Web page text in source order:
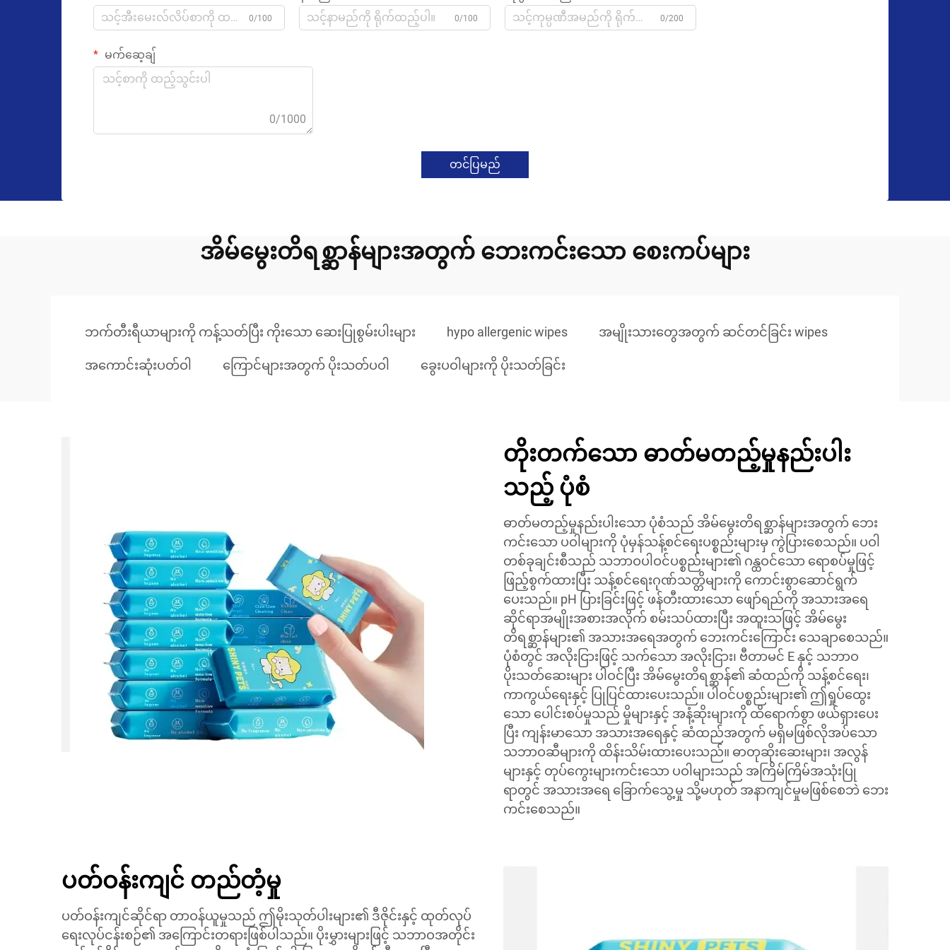
0/100 0/100 0/200
မက်ဆေ့ချ်
0/1000
တင်ပြမည်
အိမ်မွေးတိရစ္ဆာန်များအတွက် ဘေးကင်းသော စေးကပ်များ
ဘက်တီးရီယာများကို ကန့်သတ်ပြီး ကိုးသော ဆေးပြုစွမ်းပါးများ hypo allergenic wipes အမျိုးသားတွေအတွက် ဆင်တင်ခြင်း wipes
အကောင်းဆုံးပတ်ဝါ ကြောင်များအတွက် ပိုးသတ်ပဝါ ခွေးပဝါများကို ပိုးသတ်ခြင်း
တိုးတက်သော ဓာတ်မတည့်မှုနည်းပါး
သည့် ပုံစံ
ဓာတ်မတည့်မှုနည်းပါးသော ပုံစံသည် အိမ်မွေးတိရစ္ဆာန်များအတွက် ဘေး
ကင်းသော ပဝါများကို ပုံမှန်သန့်စင်ရေးပစ္စည်းများမှ ကွဲပြားစေသည်။ ပဝါ
တစ်ခုချင်းစီသည် သဘာဝပါဝင်ပစ္စည်းများ၏ ဂန္ထဝင်သော ရောစပ်မှုဖြင့်
ဖြည့်စွက်ထားပြီး သန့်စင်ရေးဂုဏ်သတ္တိများကို ကောင်းစွာဆောင်ရွက်
ပေးသည်။ pH ပြားခြင်းဖြင့် ဖန်တီးထားသော ဖျော်ရည်ကို အသားအရေ
ဆိုင်ရာအမျိုးအစားအလိုက် စမ်းသပ်ထားပြီး အထူးသဖြင့် အိမ်မွေး
တိရစ္ဆာန်များ၏ အသားအရေအတွက် ဘေးကင်းကြောင်း သေချာစေသည်။
ပုံစံတွင် အလိုးငြားဖြင့် သက်သော အလိုးငြား၊ ဗီတာမင် E နှင့် သဘာဝ
ပိုးသတ်ဆေးများ ပါဝင်ပြီး အိမ်မွေးတိရစ္ဆာန်၏ ဆံထည်ကို သန့်စင်ရေး၊
ကာကွယ်ရေးနှင့် ပြုပြင်ထားပေးသည်။ ပါဝင်ပစ္စည်းများ၏ ဤရှုပ်ထွေး
သော ပေါင်းစပ်မှုသည် မှိုများနှင့် အနံ့ဆိုးများကို ထိရောက်စွာ ဖယ်ရှားပေး
ပြီး ကျန်းမာသော အသားအရေနှင့် ဆံထည်အတွက် မရှိမဖြစ်လိုအပ်သော
သဘာဝဆီများကို ထိန်းသိမ်းထားပေးသည်။ ဓာတုဆိုးဆေးများ၊ အလွန်
များနှင့် တုပ်ကွေးများကင်းသော ပဝါများသည် အကြိမ်ကြိမ်အသုံးပြု
ရာတွင် အသားအရေ ခြောက်သွေ့မှု သို့မဟုတ် အနာကျင်မှုမဖြစ်စေဘဲ ဘေး
ကင်းစေသည်။
ပတ်ဝန်းကျင် တည်တံ့မှု
ပတ်ဝန်းကျင်ဆိုင်ရာ တာဝန်ယူမှုသည် ဤမိုးသုတ်ပါးများ၏ ဒီဇိုင်းနှင့် ထုတ်လုပ်
ရေးလုပ်ငန်းစဉ်၏ အကြောင်းတရားဖြစ်ပါသည်။ ပိုးမွှားများဖြင့် သဘာဝအတိုင်း